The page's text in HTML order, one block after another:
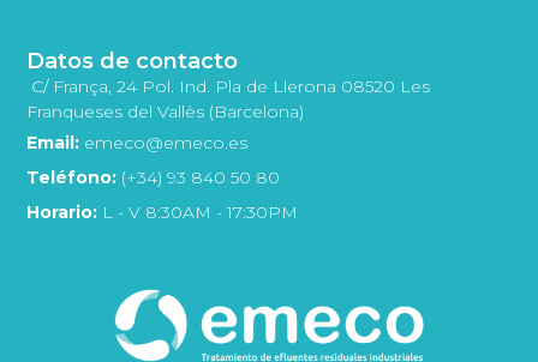
Datos de contacto
C/ França, 24 Pol. Ind. Pla de Llerona 08520 Les
Franqueses del Vallès (Barcelona)
Email: emeco@emeco.es
Teléfono: (+34) 93 840 50 80
Horario: L - V 8:30AM - 17:30PM